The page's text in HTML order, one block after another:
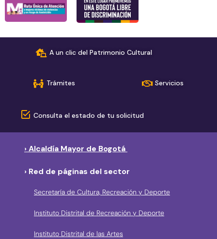
A un clic del Patrimonio Cultural
Trámites Servicios
Consulta el estado de tu solicitud
› Alcaldía Mayor de Bogotá
› Red de páginas del sector
Secretaría de Cultura, Recreación y Deporte
Instituto Distrital de Recreación y Deporte
Instituto Distrital de las Artes